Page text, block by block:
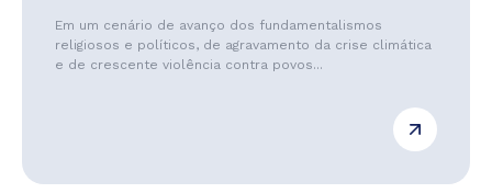
Em um cenário de avanço dos fundamentalismos
religiosos e políticos, de agravamento da crise climática
e de crescente violência contra povos...